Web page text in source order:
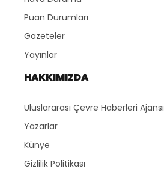
Puan Durumları
Gazeteler
Yayınlar
HAKKIMIZDA
Uluslararası Çevre Haberleri Ajansı
Yazarlar
Künye
Gizlilik Politikası